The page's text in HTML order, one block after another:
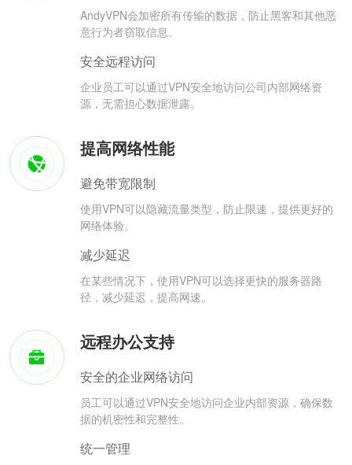
AndyVPN会加密所有传输的数据，防止黑客和其他恶
意行为者窃取信息。
安全远程访问
企业员工可以通过VPN安全地访问公司内部网络资
源，无需担心数据泄露。
提高网络性能
避免带宽限制
使用VPN可以隐藏流量类型，防止限速，提供更好的
网络体验。
减少延迟
在某些情况下，使用VPN可以选择更快的服务器路
径，减少延迟，提高网速。
远程办公支持
安全的企业网络访问
员工可以通过VPN安全地访问企业内部资源，确保数
据的机密性和完整性。
统一管理